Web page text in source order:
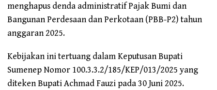
menghapus denda administratif Pajak Bumi dan
Bangunan Perdesaan dan Perkotaan (PBB-P2) tahun
anggaran 2025.
Kebijakan ini tertuang dalam Keputusan Bupati
Sumenep Nomor 100.3.3.2/185/KEP/013/2025 yang
diteken Bupati Achmad Fauzi pada 30 Juni 2025.